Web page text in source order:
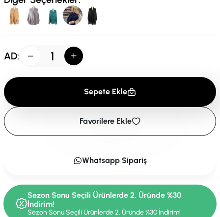
AD:
Sepete Ekle
Favorilere Ekle
Whatsapp Sipariş
Sezon Sonu Seçili Ürünlerde 2. Üründe %30
İndirim!
Sezon Sonu Seçili Ürünlerde 2. Üründe %30 İndirim!